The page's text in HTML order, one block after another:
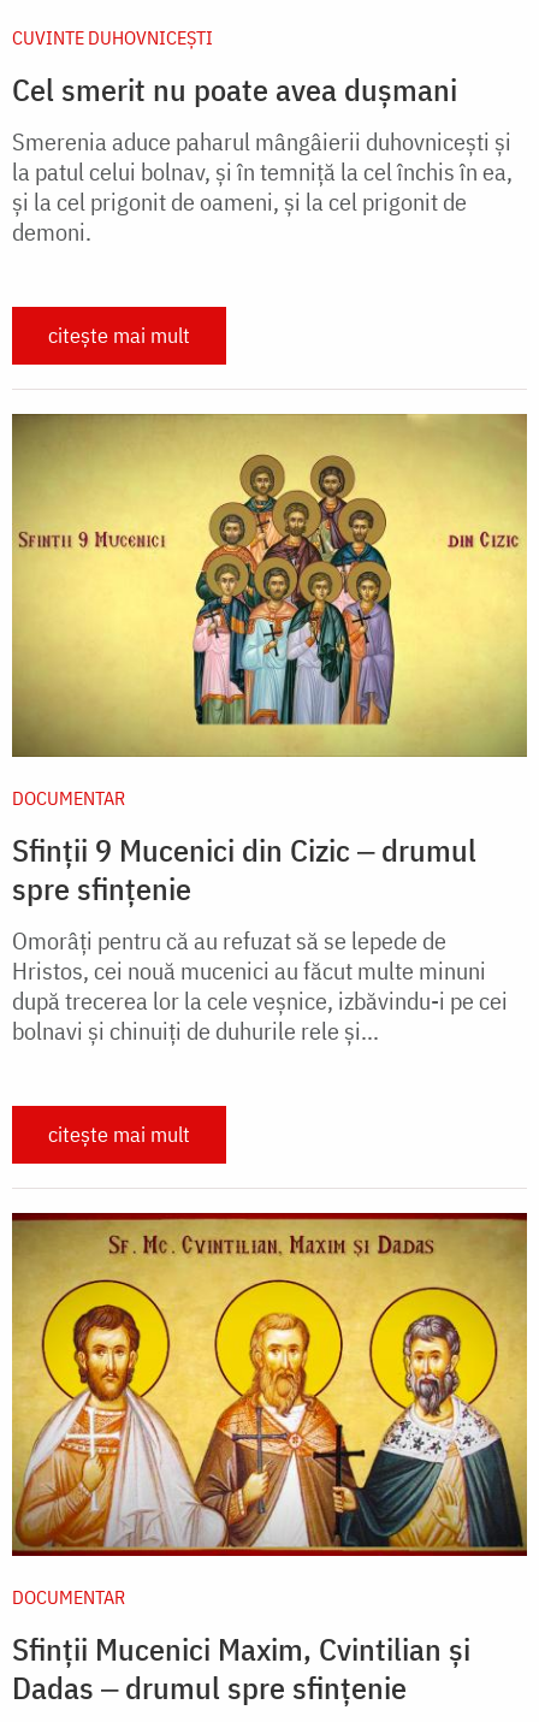
CUVINTE DUHOVNICEȘTI
Cel smerit nu poate avea dușmani
Smerenia aduce paharul mângâierii duhovnicești și
la patul celui bolnav, și în temniță la cel închis în ea,
și la cel prigonit de oameni, și la cel prigonit de
demoni.
citește mai mult
DOCUMENTAR
Sfinții 9 Mucenici din Cizic ‒ drumul
spre sfințenie
Omorâți pentru că au refuzat să se lepede de
Hristos, cei nouă mucenici au făcut multe minuni
după trecerea lor la cele veșnice, izbăvindu-i pe cei
bolnavi și chinuiți de duhurile rele și...
citește mai mult
DOCUMENTAR
Sfinții Mucenici Maxim, Cvintilian și
Dadas ‒ drumul spre sfințenie